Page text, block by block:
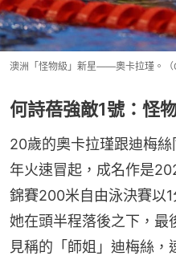
澳洲「怪物級」新星——奧卡拉瑾。（
何詩蓓強敵1號：怪
20歲的奧卡拉瑾跟迪梅
年火速冒起，成名作是
錦賽200米自由泳決賽以
她在頭半程落後之下，最
見稱的「師姐」迪梅絲，